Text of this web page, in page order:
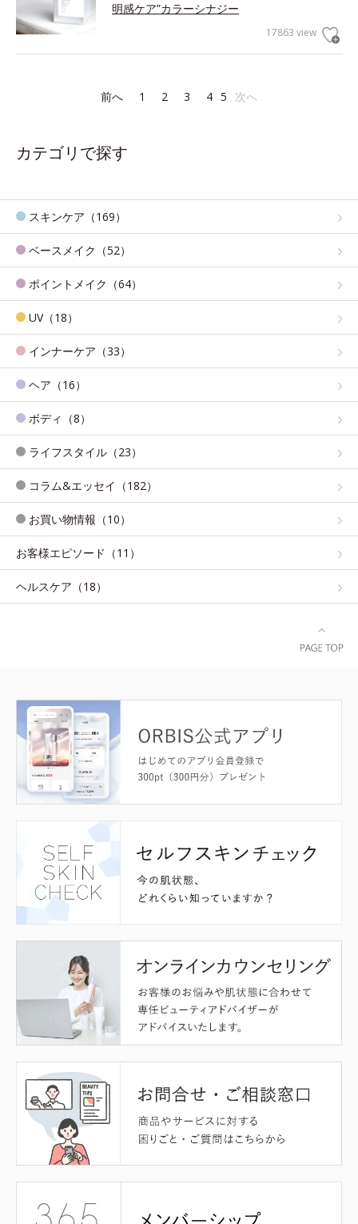
明感ケア”カラーシナジー
17863 view
前へ 1 2 3 4 5 次へ
カテゴリで探す
スキンケア（169）
ベースメイク（52）
ポイントメイク（64）
UV（18）
インナーケア（33）
ヘア（16）
ボディ（8）
ライフスタイル（23）
コラム&エッセイ（182）
お買い物情報（10）
お客様エピソード（11）
ヘルスケア（18）